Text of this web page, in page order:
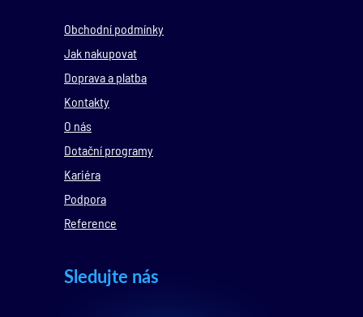
Obchodní podmínky
Jak nakupovat
Doprava a platba
Kontakty
O nás
Dotační programy
Kariéra
Podpora
Reference
Sledujte nás